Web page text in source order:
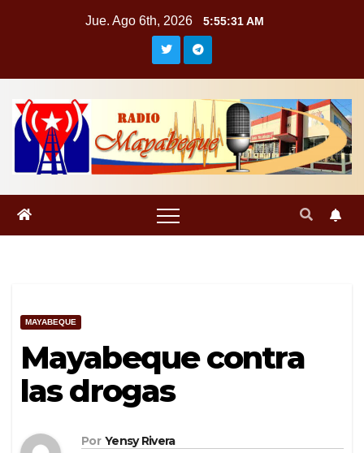
Jue. Ago 6th, 2026 5:55:32 AM
MAYABEQUE
Mayabeque contra
las drogas
Por Yensy Rivera